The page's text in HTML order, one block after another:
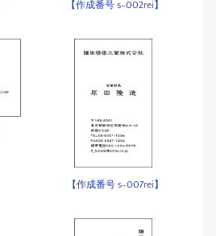
【作成番号 s-002rei】
【作成番号 s-007rei】